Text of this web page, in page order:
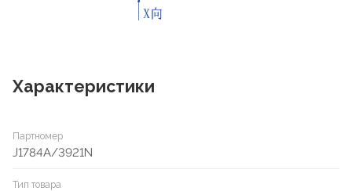
Характеристики
Партномер
J1784A/3921N
Тип товара